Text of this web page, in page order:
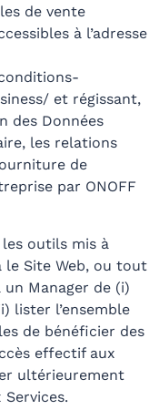
de vente
à l’adresse
et régissant,
des Données
les relations
de
par ONOFF
les outils mis à
le Site Web, ou tout
Manager de (i)
lister l’ensemble
de bénéficier des
effectif aux
ultérieurement
Services.